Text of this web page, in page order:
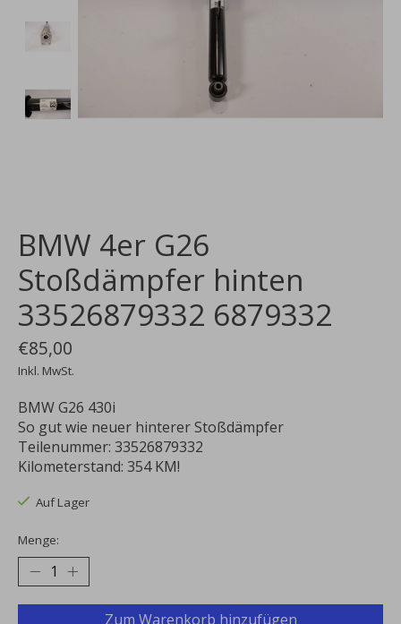
BMW 4er G26
Stoßdämpfer hinten
33526879332 6879332
€85,00
Inkl. MwSt.
BMW G26 430i
So gut wie neuer hinterer Stoßdämpfer
Teilenummer: 33526879332
Kilometerstand: 354 KM!
Auf Lager
Menge:
Zum Warenkorb hinzufügen